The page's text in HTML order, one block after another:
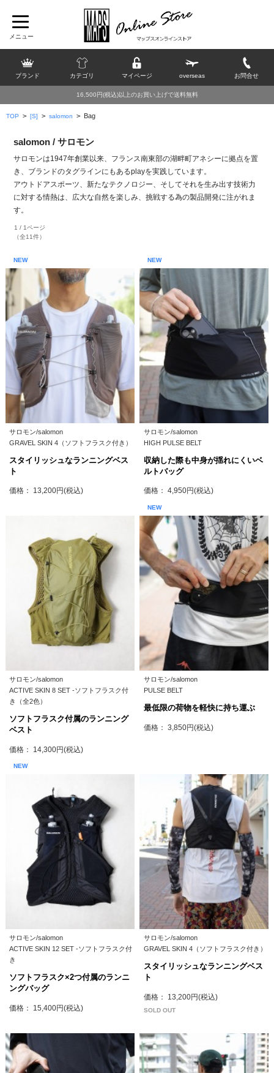
ブランド カテゴリ マイページ overseas お問合せ
16,500円(税込)以上のお買い上げで送料無料
TOP > [S] > salomon > Bag
salomon / サロモン
サロモンは1947年創業以来、フランス南東部の湖畔町アネシーに拠点を置
き、ブランドのタグラインにもあるplayを実践しています。
アウトドアスポーツ、新たなテクノロジー、そしてそれを生み出す技術力
に対する情熱は、広大な自然を楽しみ、挑戦する為の製品開発に注がれま
す。
1 / 1ページ
（全11件）
NEW
サロモン/salomon
GRAVEL SKIN 4（ソフトフラスク付き）
スタイリッシュなランニングベス
ト
価格： 13,200円(税込)
NEW
サロモン/salomon
HIGH PULSE BELT
収納した際も中身が揺れにくいベ
ルトバッグ
価格： 4,950円(税込)
サロモン/salomon
ACTIVE SKIN 8 SET -ソフトフラスク付
き（全2色）
ソフトフラスク付属のランニング
ベスト
価格： 14,300円(税込)
NEW
サロモン/salomon
PULSE BELT
最低限の荷物を軽快に持ち運ぶ
価格： 3,850円(税込)
NEW
サロモン/salomon
ACTIVE SKIN 12 SET -ソフトフラスク付
き
ソフトフラスク×2つ付属のランニ
ングバッグ
価格： 15,400円(税込)
サロモン/salomon
GRAVEL SKIN 4（ソフトフラスク付き）
スタイリッシュなランニングベス
ト
価格： 13,200円(税込)
SOLD OUT